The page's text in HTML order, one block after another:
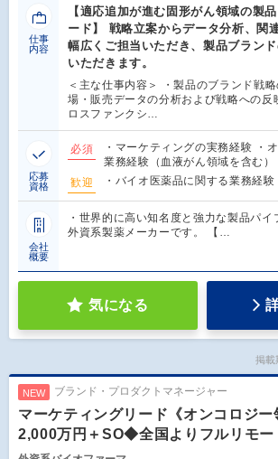
仕事
内容
【適応追加が進む固形がん領域の製
ード】 戦略立案からデータ分析、関
幅広くご担当いただき、製品ブラン
いただきます。
＜主な仕事内容＞ ・製品のブランド戦
場・販売データの分析および戦略への反
ロスファンクシ…
応募
資格
必須
・マーケティングの実務経験 ・
業務経験（血液がん領域を含む
歓迎
・バイオ医薬品に関する業務経験
会社
概要
・世界的に高い知名度と強力な製品パ
外資系製薬メーカーです。 【…
気になる
掲載
NEW ブランド・プロダクトマネージャー
マーケティングリード《オンコロジ
2,000万円＋SO◆全国よりフルリモー